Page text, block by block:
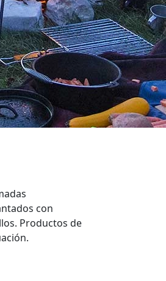
con
Productos de